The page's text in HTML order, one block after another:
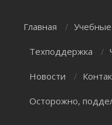
Главная /
Техподдержка /
Новости /
Осторожно,